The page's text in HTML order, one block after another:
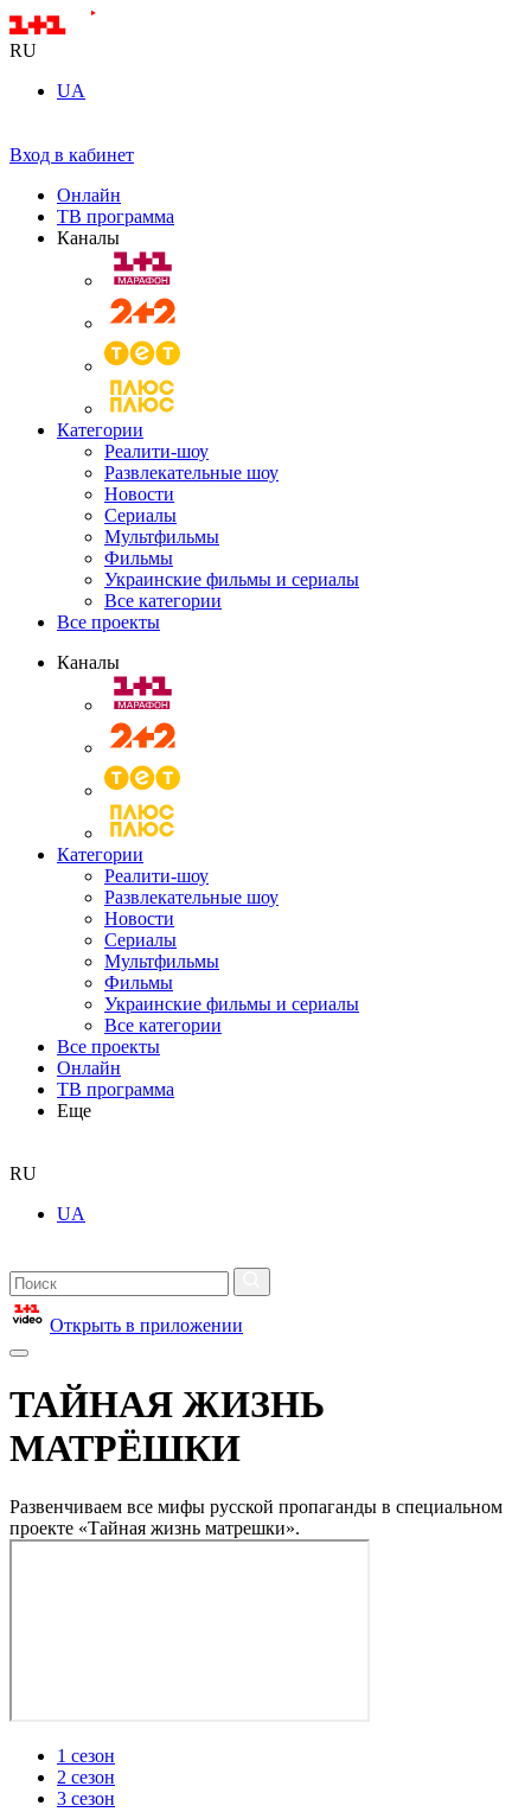
RU
UA
Вход в кабинет
Онлайн
ТВ программа
Каналы
Категории
Реалити-шоу
Развлекательные шоу
Новости
Сериалы
Мультфильмы
Фильмы
Украинские фильмы и сериалы
Все категории
Все проекты
Каналы
Категории
Реалити-шоу
Развлекательные шоу
Новости
Сериалы
Мультфильмы
Фильмы
Украинские фильмы и сериалы
Все категории
Все проекты
Онлайн
ТВ программа
Еще
RU
UA
Открыть в приложении
ТАЙНАЯ ЖИЗНЬ
МАТРЁШКИ
Развенчиваем все мифы русской пропаганды в специальном
проекте «Тайная жизнь матрешки».
1 сезон
2 сезон
3 сезон